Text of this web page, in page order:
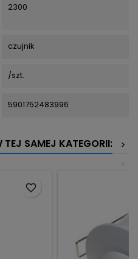
2300
czujnik
/szt.
5901752483996
SAMEJ KATEGORII:
>
<
favorite_border